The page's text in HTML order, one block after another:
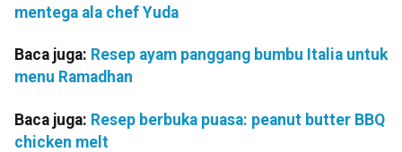
mentega ala chef Yuda
Baca juga: Resep ayam panggang bumbu Italia untuk
menu Ramadhan
Baca juga: Resep berbuka puasa: peanut butter BBQ
chicken melt